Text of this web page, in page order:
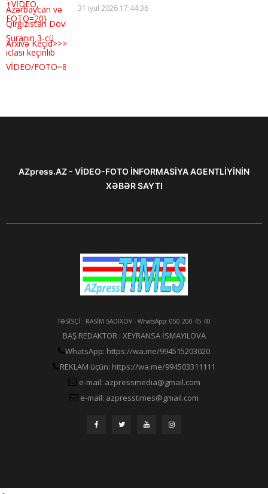
31 iyul 2026 17:44:36
Arxivə Keçid>>>
AZpress.AZ - VİDEO-FOTO İNFORMASİYA AGENTLİYİNİN
XƏBƏR SAYTI
TƏSİSÇİ : RASİM SADIXOV - WhatsApp: 050 200 45 40
BAŞ REDAKTOR : XEYRANSA İSMAYILOVA
WhatsApp: https://wa.me/994515203020
REKLAM üçün: https://wa.me/994503311111
e-mail: azpressmedia@gmail.com
e-mail: azpresstimes@gmail.com